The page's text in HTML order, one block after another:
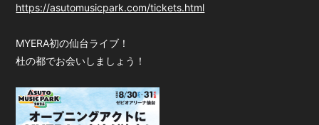
https://asutomusicpark.com/tickets.html
MYERA初の仙台ライブ！
杜の都でお会いしましょう！